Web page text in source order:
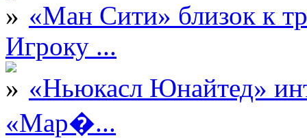
«Ман Сити» близок к
Игроку ...
«Ньюкасл Юнайтед»
«Мар�...